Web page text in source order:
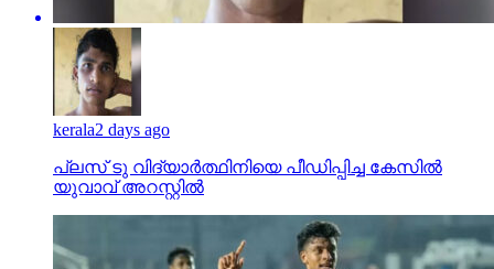
kerala2 days ago
പ്ലസ് ടു വിദ്യാര്‍ത്ഥിനിയെ പീഡിപ്പിച്ച കേസില്‍
യുവാവ് അറസ്റ്റില്‍